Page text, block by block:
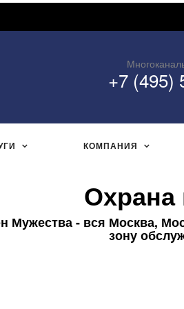
+7 (495)
КОМПАНИЯ
Охрана
- вся Москва,
зону